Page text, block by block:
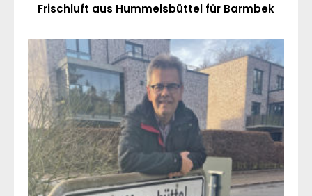
Frischluft aus Hummelsbüttel für Barmbek